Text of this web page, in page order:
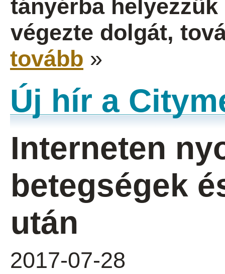
tányérba
végezte dolgát,
tovább »
Új hír a
Interneten
betegségek
után
2017-07-28